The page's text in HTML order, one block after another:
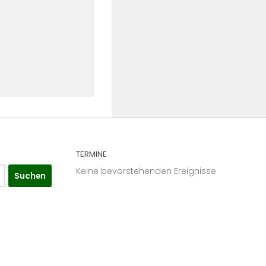
TERMINE
Keine bevorstehenden Ereignisse